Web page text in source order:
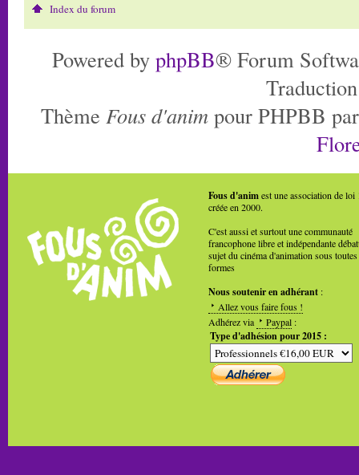
Index du forum
Powered by phpBB® Forum
Thème Fous d'anim pour PHPBB
Fous d'animest une association de loi
créée en 2000.
C'est aussi et surtout une communauté
francophone libre et indépendante
sujet du cinéma d'animation sous toutes
formes
Nous soutenir en adhérant :
Allez vous faire fous !
Adhérez via
Paypal :
Type d'adhésion pour 2015 :